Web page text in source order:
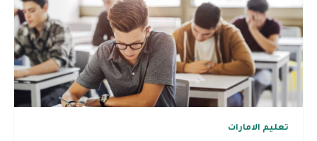
تعليم الامارات